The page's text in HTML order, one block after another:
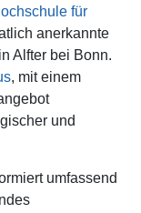
für
anerkannte
Alfter bei Bonn.
, mit einem
und
umfassend